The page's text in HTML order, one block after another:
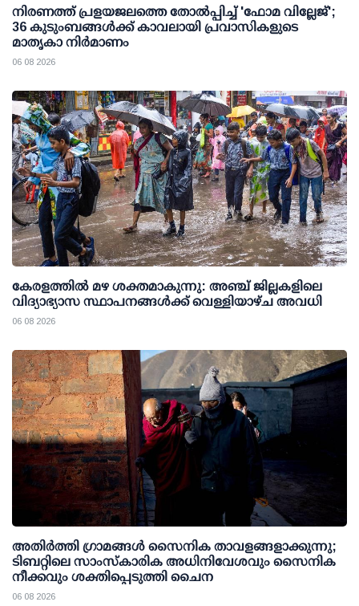
നിരണത്ത് പ്രളയജലത്തെ തോല്‍പ്പിച്ച് 'ഫോമ വില്ലേജ്';
36 കുടുംബങ്ങള്‍ക്ക് കാവലായി പ്രവാസികളുടെ
മാതൃകാ നിര്‍മാണം
06 08 2026
കേരളത്തില്‍ മഴ ശക്തമാകുന്നു: അഞ്ച് ജില്ലകളിലെ
വിദ്യാഭ്യാസ സ്ഥാപനങ്ങള്‍ക്ക് വെള്ളിയാഴ്ച അവധി
06 08 2026
അതിര്‍ത്തി ഗ്രാമങ്ങള്‍ സൈനിക താവളങ്ങളാക്കുന്നു;
ടിബറ്റിലെ സാംസ്‌കാരിക അധിനിവേശവും സൈനിക
നീക്കവും ശക്തിപ്പെടുത്തി ചൈന
06 08 2026